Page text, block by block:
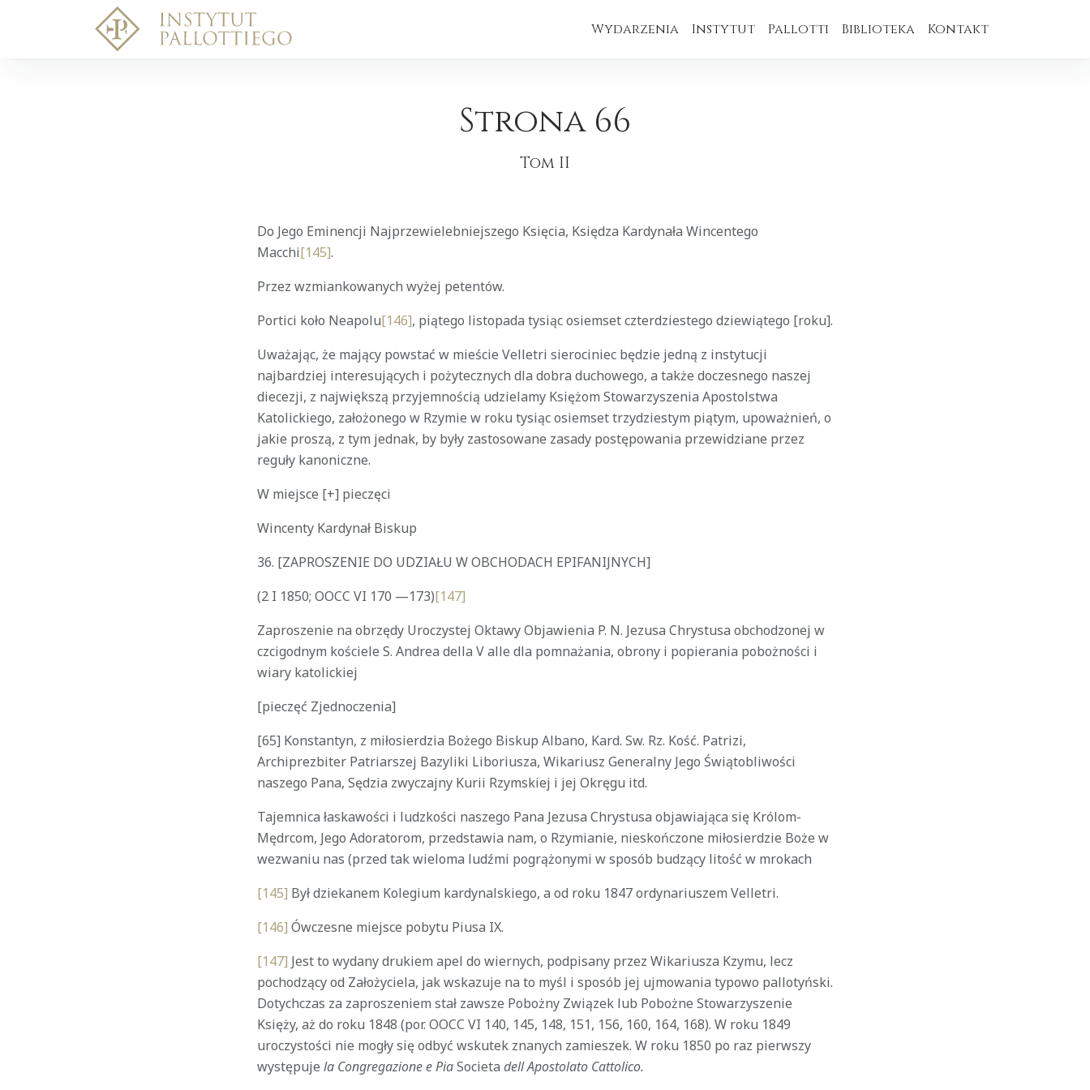
Wydarzenia Instytut Pallotti Biblioteka Kontakt
Strona 66
Tom II
Do Jego Eminencji Najprzewielebniejszego Księcia, Księdza Kardynała Wincentego
Macchi[145].
Przez wzmiankowanych wyżej petentów.
Portici koło Neapolu[146], piątego listopada tysiąc osiemset czterdziestego dziewiątego [roku].
Uważając, że mający powstać w mieście Velletri sierociniec będzie jedną z instytucji
najbardziej interesujących i pożytecznych dla dobra duchowego, a także doczesnego naszej
diecezji, z największą przyjemnością udzielamy Księżom Stowarzyszenia Apostolstwa
Katolickiego, założonego w Rzymie w roku tysiąc osiemset trzydziestym piątym, upoważnień, o
jakie proszą, z tym jednak, by były zastosowane zasady postępowania przewidziane przez
reguły kanoniczne.
W miejsce [+] pieczęci
Wincenty Kardynał Biskup
36. [ZAPROSZENIE DO UDZIAŁU W OBCHODACH EPIFANIJNYCH]
(2 I 1850; OOCC VI 170 —173)[147]
Zaproszenie na obrzędy Uroczystej Oktawy Objawienia P. N. Jezusa Chrystusa obchodzonej w
czcigodnym kościele S. Andrea della V alle dla pomnażania, obrony i popierania pobożności i
wiary katolickiej
[pieczęć Zjednoczenia]
[65] Konstantyn, z miłosierdzia Bożego Biskup Albano, Kard. Sw. Rz. Kość. Patrizi,
Archiprezbiter Patriarszej Bazyliki Liboriusza, Wikariusz Generalny Jego Świątobliwości
naszego Pana, Sędzia zwyczajny Kurii Rzymskiej i jej Okręgu itd.
Tajemnica łaskawości i ludzkości naszego Pana Jezusa Chrystusa objawiająca się Królom-
Mędrcom, Jego Adoratorom, przedstawia nam, o Rzymianie, nieskończone miłosierdzie Boże w
wezwaniu nas (przed tak wieloma ludźmi pogrążonymi w sposób budzący litość w mrokach
[145] Był dziekanem Kolegium kardynalskiego, a od roku 1847 ordynariuszem Velletri.
[146] Ówczesne miejsce pobytu Piusa IX.
[147] Jest to wydany drukiem apel do wiernych, podpisany przez Wikariusza Kzymu, lecz
pochodzący od Założyciela, jak wskazuje na to myśl i sposób jej ujmowania typowo pallotyński.
Dotychczas za zaproszeniem stał zawsze Pobożny Związek lub Pobożne Stowarzyszenie
Księży, aż do roku 1848 (por. OOCC VI 140, 145, 148, 151, 156, 160, 164, 168). W roku 1849
uroczystości nie mogły się odbyć wskutek znanych zamieszek. W roku 1850 po raz pierwszy
występuje la Congregazione e PiaSocieta dell Apostolato Cattolico.